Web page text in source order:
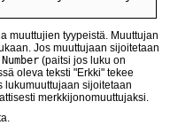
muuttujien tyypeistä. Muuttujan
Jos muuttujaan sijoitetaan
Number (paitsi jos luku on
oleva teksti "Erkki" tekee
lukumuuttujaan sijoitetaan
merkkijonomuuttujaksi.